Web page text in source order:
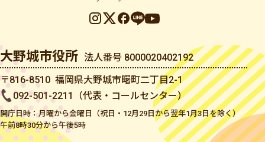
大野城市役所 法人番号 8000020402192
〒816-8510 福岡県大野城市曙町二丁目2-1
092-501-2211（代表・コールセンター）
開庁日時：月曜から金曜日（祝日・12月29日から翌年1月3日を除く）
午前8時30分から午後5時